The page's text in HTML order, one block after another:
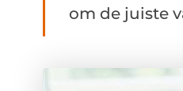
om de juiste